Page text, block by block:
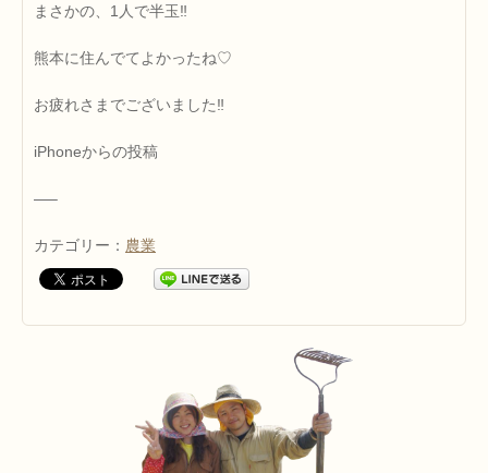
まさかの、1人で半玉‼
熊本に住んでてよかったね♡
お疲れさまでございました‼
iPhoneからの投稿
—–
カテゴリー： 農業